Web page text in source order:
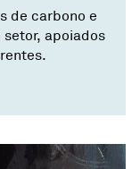
de carbono e
apoiados